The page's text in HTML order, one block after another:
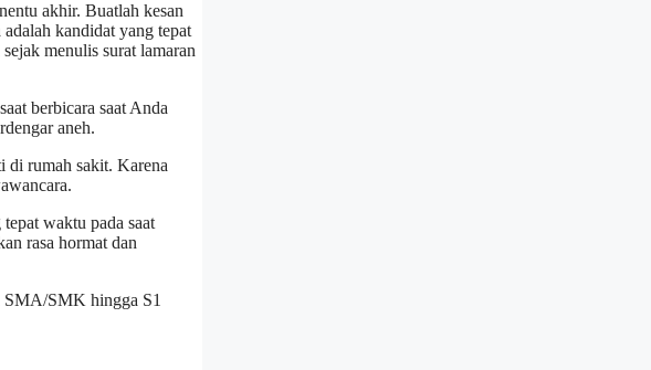
akhir. Buatlah kesan
kandidat yang tepat
menulis surat lamaran
berbicara saat Anda
aneh.
di rumah sakit. Karena
waktu pada saat
rasa hormat dan
SMA/SMK hingga S1